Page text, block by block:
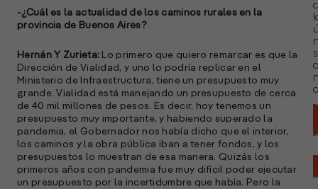
-¿Cuál es la actualidad de los caminos rurales en la
provincia de Buenos Aires?
Hernán Y Zurieta: Lo primero que quiero remarcar es que la
Dirección de Vialidad, y uno lo podría replicar en el
Ministerio de Infraestructura, tiene un presupuesto muy
grande. Vialidad está manejando un presupuesto de cerca
de 40 mil millones de pesos. Es decir, hoy tenemos un
presupuesto muy importante, y habiendo superado la
pandemia, el Gobernador nos había dicho que el interior,
los caminos y la obra pública iban a tener fondos, y los
presupuestos lo muestran de esa manera. Quizás los
primeros años con pandemia fue muy difícil poder ejecutar
un presupuesto por la incertidumbre que había. Pero la